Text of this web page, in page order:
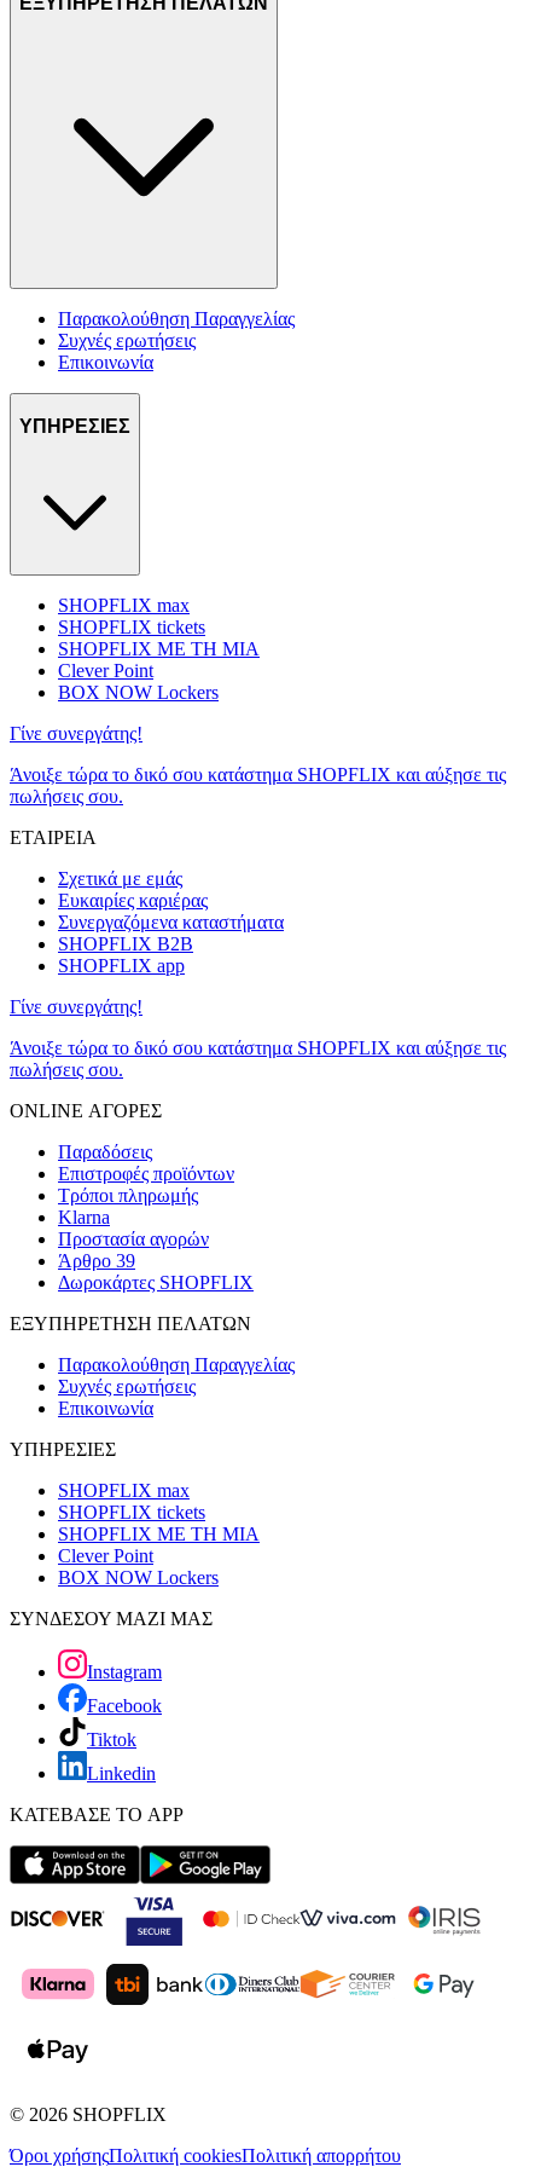
Παρακολούθηση Παραγγελίας
Συχνές ερωτήσεις
Επικοινωνία
ΥΠΗΡΕΣΙΕΣ
SHOPFLIX max
SHOPFLIX tickets
SHOPFLIX ΜΕ ΤΗ ΜΙΑ
Clever Point
BOX NOW Lockers
Γίνε συνεργάτης!
Άνοιξε τώρα το δικό σου κατάστημα SHOPFLIX και αύξησε τις
πωλήσεις σου.
ΕΤΑΙΡΕΙΑ
Σχετικά με εμάς
Ευκαιρίες καριέρας
Συνεργαζόμενα καταστήματα
SHOPFLIX B2B
SHOPFLIX app
Γίνε συνεργάτης!
Άνοιξε τώρα το δικό σου κατάστημα SHOPFLIX και αύξησε τις
πωλήσεις σου.
ONLINE ΑΓΟΡΕΣ
Παραδόσεις
Επιστροφές προϊόντων
Τρόποι πληρωμής
Klarna
Προστασία αγορών
Άρθρο 39
Δωροκάρτες SHOPFLIX
ΕΞΥΠΗΡΕΤΗΣΗ ΠΕΛΑΤΩΝ
Παρακολούθηση Παραγγελίας
Συχνές ερωτήσεις
Επικοινωνία
ΥΠΗΡΕΣΙΕΣ
SHOPFLIX max
SHOPFLIX tickets
SHOPFLIX ΜΕ ΤΗ ΜΙΑ
Clever Point
BOX NOW Lockers
ΣΥΝΔΕΣΟΥ ΜΑΖΙ ΜΑΣ
Instagram
Facebook
Tiktok
Linkedin
ΚΑΤΕΒΑΣΕ ΤΟ APP
© 2026 SHOPFLIX
Όροι χρήσηςΠολιτική cookiesΠολιτική απορρήτου